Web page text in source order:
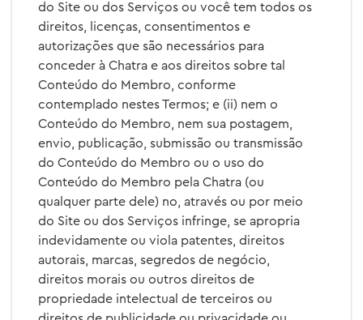
do Site ou dos Serviços ou você tem todos os
direitos, licenças, consentimentos e
autorizações que são necessários para
conceder à Chatra e aos direitos sobre tal
Conteúdo do Membro, conforme
contemplado nestes Termos; e (ii) nem o
Conteúdo do Membro, nem sua postagem,
envio, publicação, submissão ou transmissão
do Conteúdo do Membro ou o uso do
Conteúdo do Membro pela Chatra (ou
qualquer parte dele) no, através ou por meio
do Site ou dos Serviços infringe, se apropria
indevidamente ou viola patentes, direitos
autorais, marcas, segredos de negócio,
direitos morais ou outros direitos de
propriedade intelectual de terceiros ou